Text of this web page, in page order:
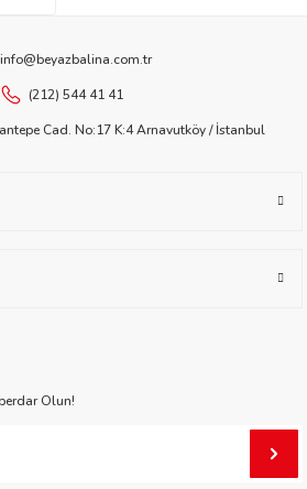
info@beyazbalina.com.tr
(212) 544 41 41
Cad. No:17 K:4 Arnavutköy / İstanbul
Olun!